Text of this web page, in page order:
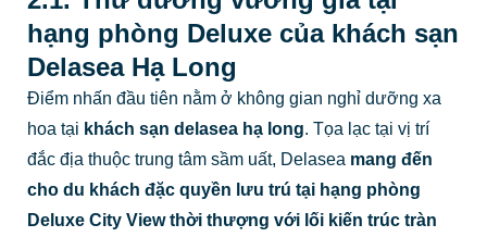
hạng phòng Deluxe của khách sạn
Delasea Hạ Long
Điểm nhấn đầu tiên nằm ở không gian nghỉ dưỡng xa
hoa tại khách sạn delasea hạ long. Tọa lạc tại vị trí
đắc địa thuộc trung tâm sầm uất, Delasea mang đến
cho du khách đặc quyền lưu trú tại hạng phòng
Deluxe City View thời thượng với lối kiến trúc tràn